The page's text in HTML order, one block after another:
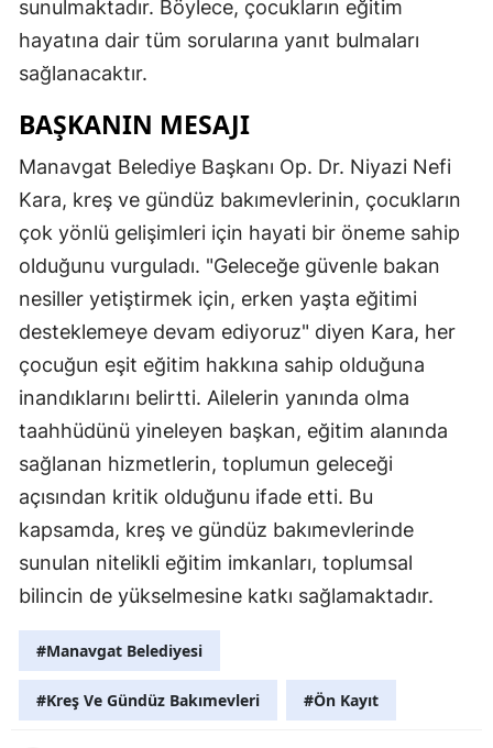
sunulmaktadır. Böylece, çocukların eğitim
hayatına dair tüm sorularına yanıt bulmaları
sağlanacaktır.
BAŞKANIN MESAJI
Manavgat Belediye Başkanı Op. Dr. Niyazi Nefi
Kara, kreş ve gündüz bakımevlerinin, çocukların
çok yönlü gelişimleri için hayati bir öneme sahip
olduğunu vurguladı. "Geleceğe güvenle bakan
nesiller yetiştirmek için, erken yaşta eğitimi
desteklemeye devam ediyoruz" diyen Kara, her
çocuğun eşit eğitim hakkına sahip olduğuna
inandıklarını belirtti. Ailelerin yanında olma
taahhüdünü yineleyen başkan, eğitim alanında
sağlanan hizmetlerin, toplumun geleceği
açısından kritik olduğunu ifade etti. Bu
kapsamda, kreş ve gündüz bakımevlerinde
sunulan nitelikli eğitim imkanları, toplumsal
bilincin de yükselmesine katkı sağlamaktadır.
#Manavgat Belediyesi
#Kreş Ve Gündüz Bakımevleri #Ön Kayıt